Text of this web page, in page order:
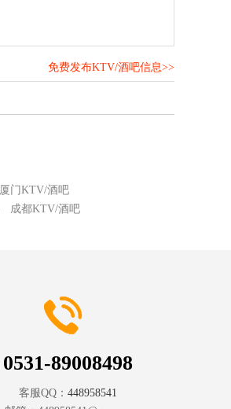
免费发布KTV/酒吧信息>>
厦门KTV/酒吧
成都KTV/酒吧
0531-89008498
客服QQ： 448958541